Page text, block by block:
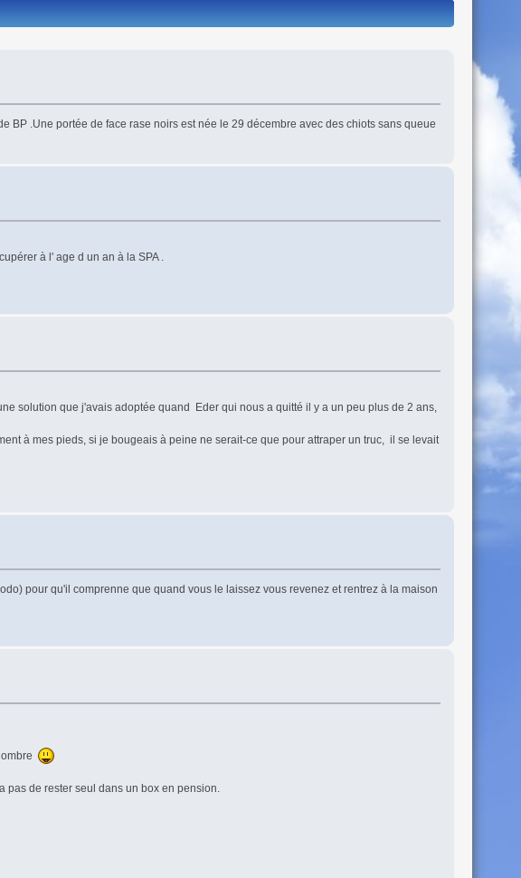
BP .Une portée de face rase noirs est née le 29 décembre avec des chiots sans queue
à l' age d un an à la SPA .
solution que j'avais adoptée quand Eder qui nous a quitté il y a un peu plus de 2 ans,
à mes pieds, si je bougeais à peine ne serait-ce que pour attraper un truc, il se levait
pour qu'il comprenne que quand vous le laissez vous revenez et rentrez à la maison
pas de rester seul dans un box en pension.